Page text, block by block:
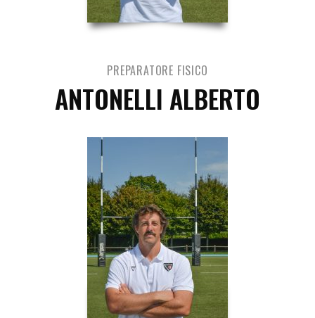
PREPARATORE FISICO
ANTONELLI ALBERTO